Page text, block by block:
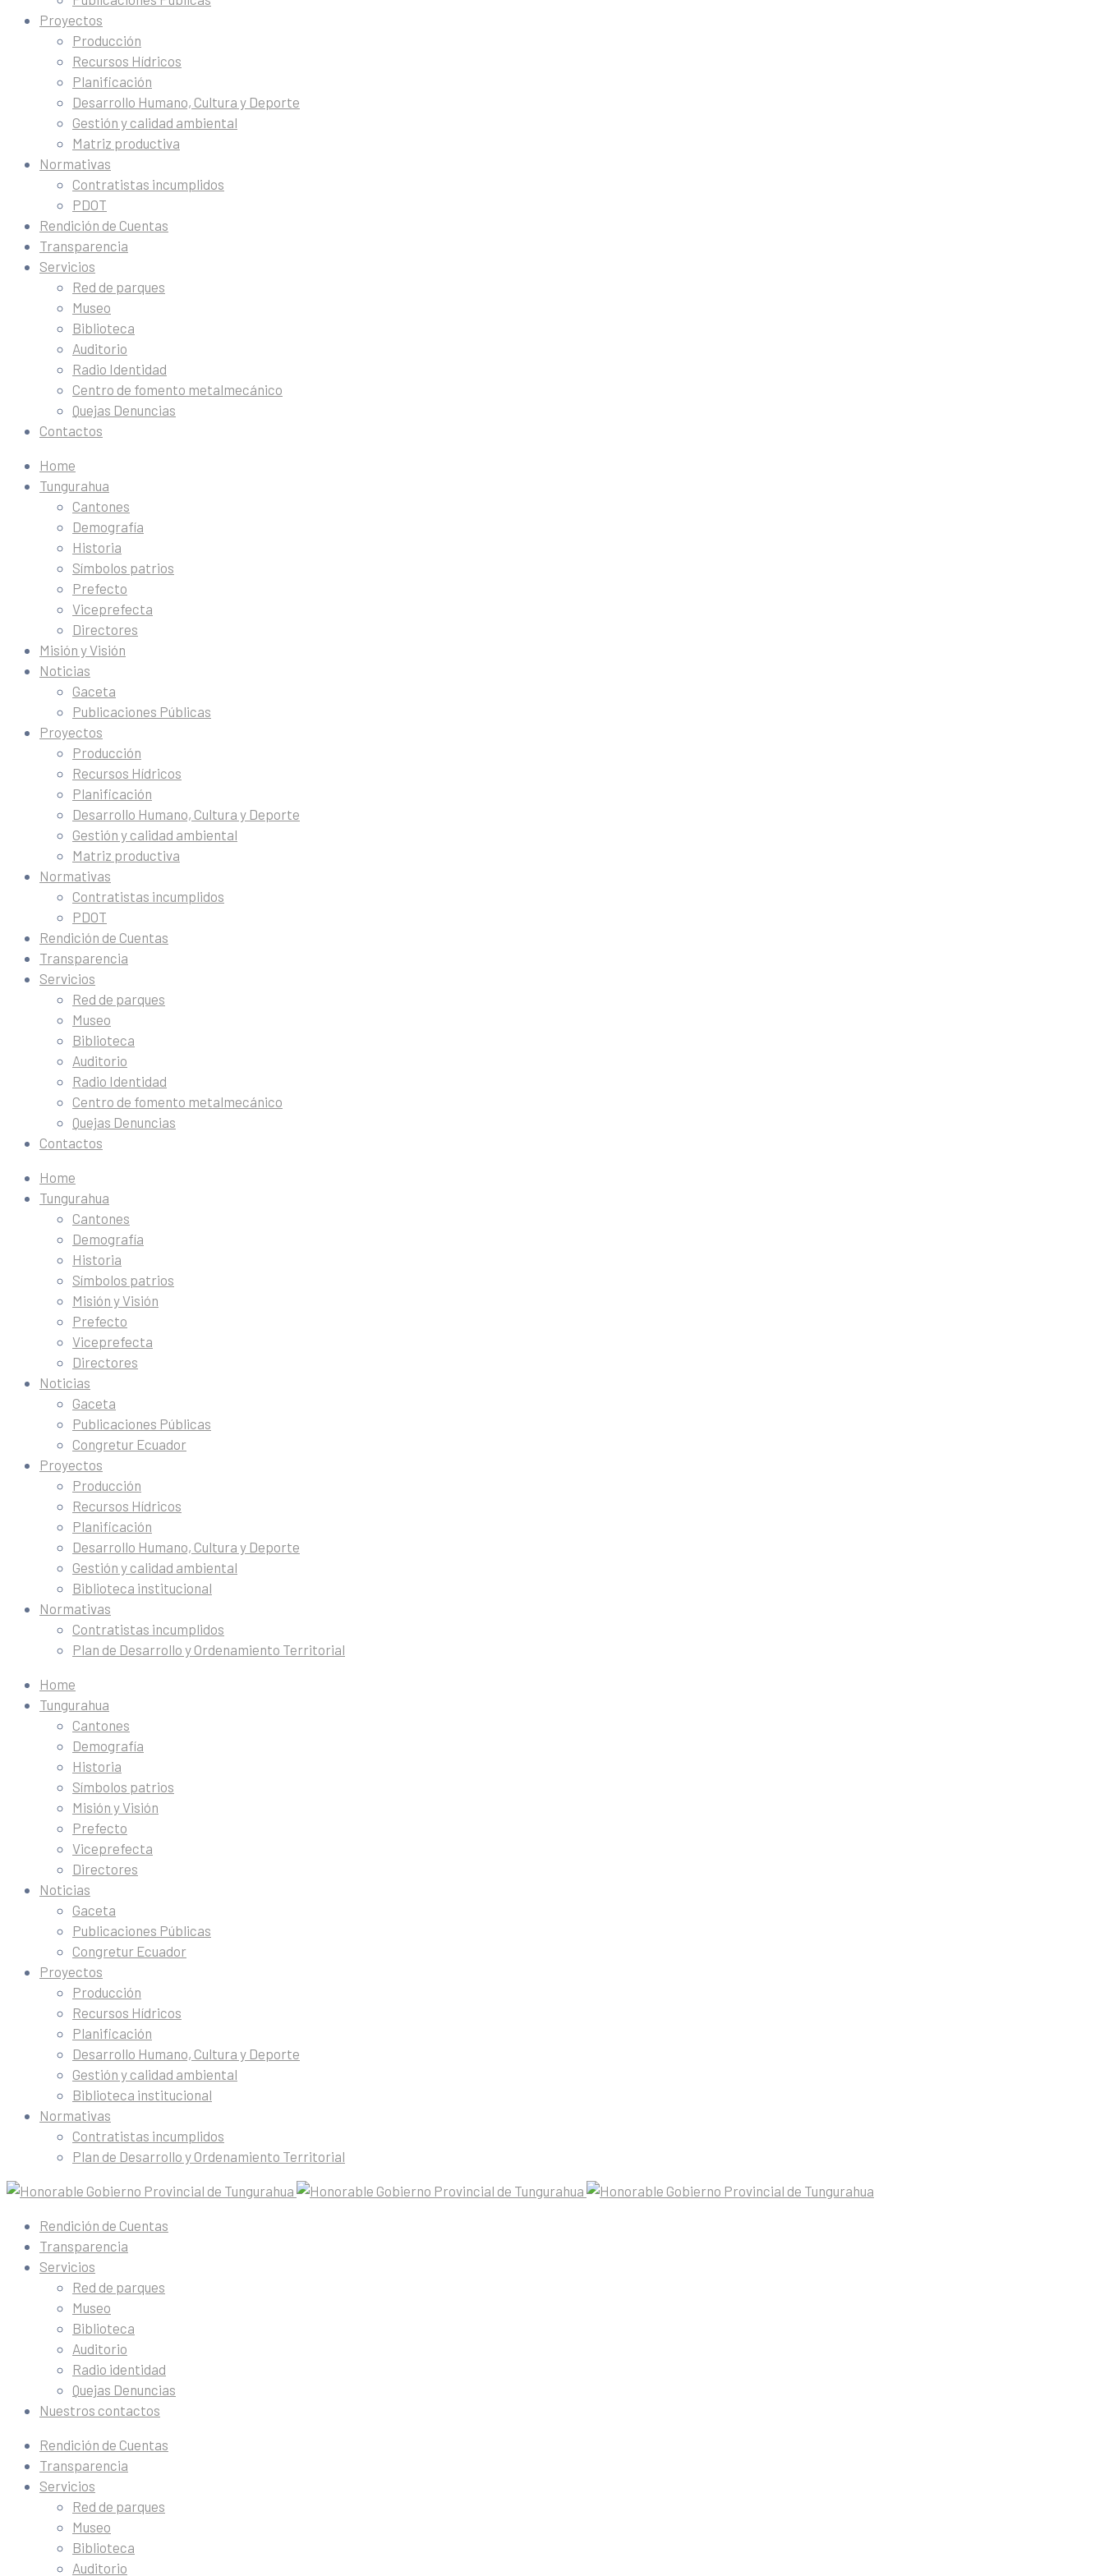
Proyectos
Producción
Recursos Hídricos
Planificación
Desarrollo Humano, Cultura y Deporte
Gestión y calidad ambiental
Matriz productiva
Normativas
Contratistas incumplidos
PDOT
Rendición de Cuentas
Transparencia
Servicios
Red de parques
Museo
Biblioteca
Auditorio
Radio Identidad
Centro de fomento metalmecánico
Quejas Denuncias
Contactos
Home
Tungurahua
Cantones
Demografía
Historia
Símbolos patrios
Prefecto
Viceprefecta
Directores
Misión y Visión
Noticias
Gaceta
Publicaciones Públicas
Proyectos
Producción
Recursos Hídricos
Planificación
Desarrollo Humano, Cultura y Deporte
Gestión y calidad ambiental
Matriz productiva
Normativas
Contratistas incumplidos
PDOT
Rendición de Cuentas
Transparencia
Servicios
Red de parques
Museo
Biblioteca
Auditorio
Radio Identidad
Centro de fomento metalmecánico
Quejas Denuncias
Contactos
Home
Tungurahua
Cantones
Demografía
Historia
Símbolos patrios
Misión y Visión
Prefecto
Viceprefecta
Directores
Noticias
Gaceta
Publicaciones Públicas
Congretur Ecuador
Proyectos
Producción
Recursos Hídricos
Planificación
Desarrollo Humano, Cultura y Deporte
Gestión y calidad ambiental
Biblioteca institucional
Normativas
Contratistas incumplidos
Plan de Desarrollo y Ordenamiento Territorial
Home
Tungurahua
Cantones
Demografía
Historia
Símbolos patrios
Misión y Visión
Prefecto
Viceprefecta
Directores
Noticias
Gaceta
Publicaciones Públicas
Congretur Ecuador
Proyectos
Producción
Recursos Hídricos
Planificación
Desarrollo Humano, Cultura y Deporte
Gestión y calidad ambiental
Biblioteca institucional
Normativas
Contratistas incumplidos
Plan de Desarrollo y Ordenamiento Territorial
Rendición de Cuentas
Transparencia
Servicios
Red de parques
Museo
Biblioteca
Auditorio
Radio identidad
Quejas Denuncias
Nuestros contactos
Rendición de Cuentas
Transparencia
Servicios
Red de parques
Museo
Biblioteca
Auditorio